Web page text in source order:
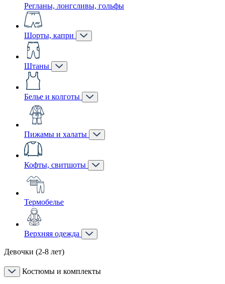
Регланы, лонгсливы, гольфы
Шорты, капри
Штаны
Белье и колготы
Пижамы и халаты
Кофты, свитшоты
Термобелье
Верхняя одежда
Девочки (2-8 лет)
Костюмы и комплекты